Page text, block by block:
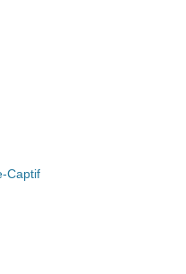
Captif